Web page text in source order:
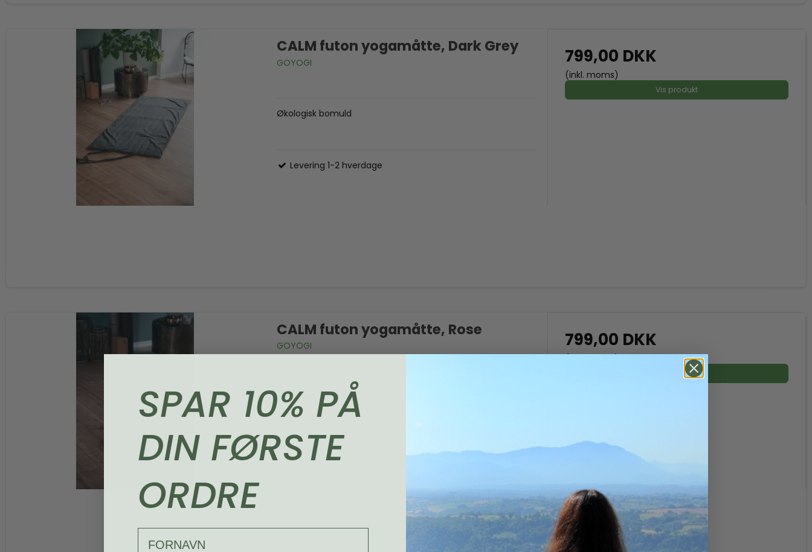
CALM futon yogamåtte, Dark Grey
GOYOGI
Økologisk bomuld
Levering 1-2 hverdage
799,00 DKK
(inkl. moms)
Vis produkt
CALM futon yogamåtte, Rose
GOYOGI
Økologisk bomuld
Levering 1-2 hverdage
799,00 DKK
(inkl. moms)
Vis produkt
SPAR 10% PÅ
DIN FØRSTE
ORDRE